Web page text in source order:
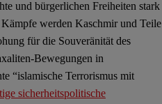
und bürgerlichen Freiheiten stark
werden Kaschmir und Teile
für die Souveränität des
Bewegungen in
“islamische Terrorismus mit
sicherheitspolitische